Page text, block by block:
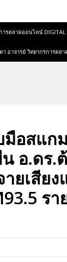
รตลาดออนไลน์ DIGITAL
อาจารย์ วิทยากรการตล
อสแก
อ.ดร
ยเสียง
รา